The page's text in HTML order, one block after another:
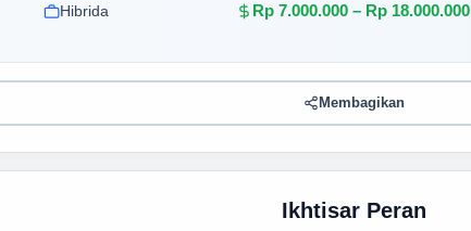
Hibrida Rp 7.000.000 – Rp 18.000.000
Membagikan
Ikhtisar Peran